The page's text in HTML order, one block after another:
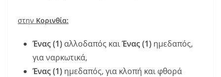
στην Κορινθία:
Ένας (1) αλλοδαπός καιΈνας (1) ημεδαπός,
για ναρκωτικά,
Ένας (1) ημεδαπός, για κλοπή και φθορά